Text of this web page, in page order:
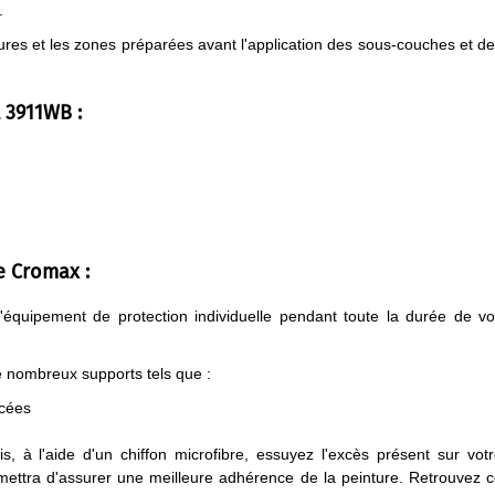
et les zones préparées avant l'application des sous-couches et
:
Cromax :
de protection individuelle pendant toute la durée de
supports tels que :
à l'aide d'un chiffon microfibre, essuyez l'excès présent sur
d'assurer une meilleure adhérence de la peinture. Retrouvez